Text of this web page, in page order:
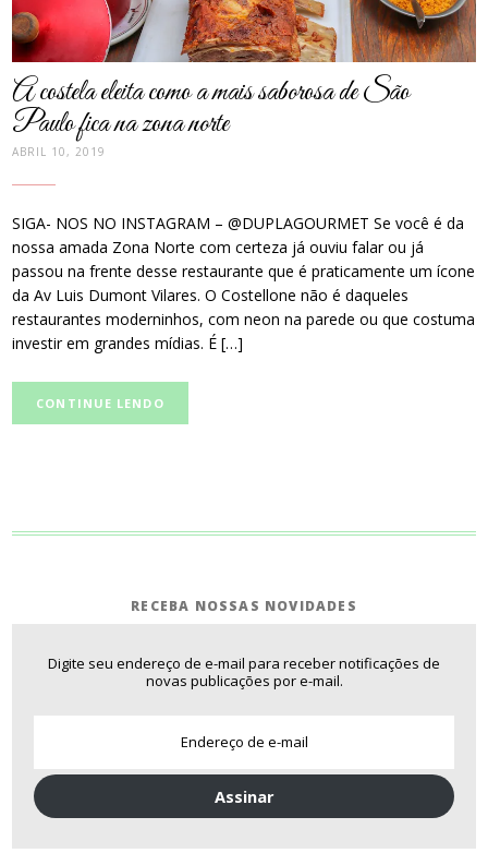
A costela eleita como a mais saborosa de São
Paulo fica na zona norte
ABRIL 10, 2019
SIGA- NOS NO INSTAGRAM – @DUPLAGOURMET Se você é da
nossa amada Zona Norte com certeza já ouviu falar ou já
passou na frente desse restaurante que é praticamente um ícone
da Av Luis Dumont Vilares. O Costellone não é daqueles
restaurantes moderninhos, com neon na parede ou que costuma
investir em grandes mídias. É […]
CONTINUE LENDO
RECEBA NOSSAS NOVIDADES
Digite seu endereço de e-mail para receber notificações de
novas publicações por e-mail.
Assinar